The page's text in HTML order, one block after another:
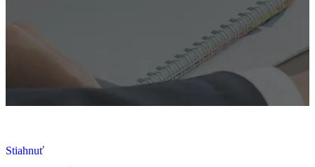
Stiahnuť